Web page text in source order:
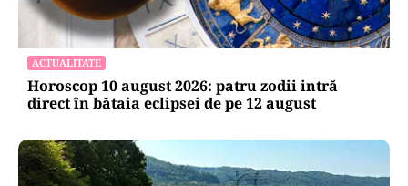
ACTUALITATE
Horoscop 10 august 2026: patru zodii intră
direct în bătaia eclipsei de pe 12 august